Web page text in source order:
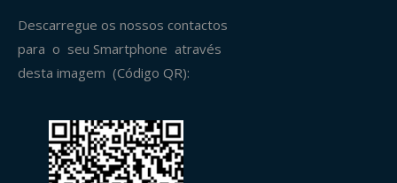
Descarregue os nossos contactos
para o seu Smartphone através
desta imagem (Código QR):